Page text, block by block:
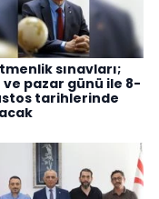
sınavları;
ve pazar günü ile 8-
tarihlerinde